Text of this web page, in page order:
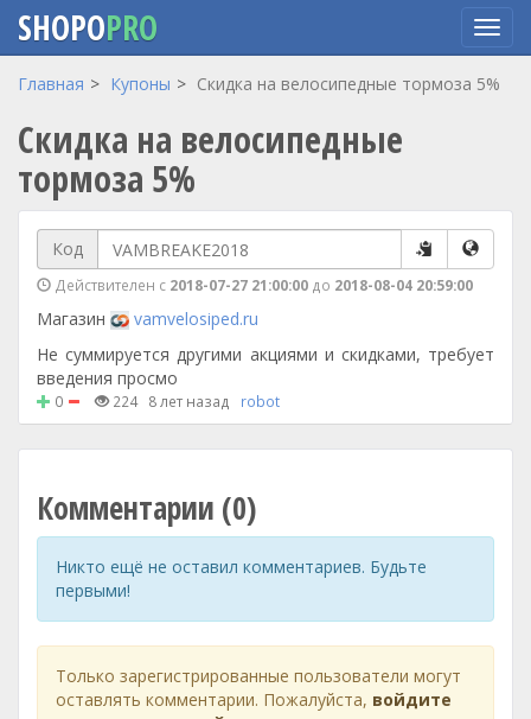
Перейти
основному
содержанию
SHOPOPRO
Главная Купоны Скидка на велосипедные тормоза 5%
Скидка на велосипедные
тормоза 5%
Код
Действителен с 2018-07-27 21:00:00 до 2018-08-04 20:59:00
Магазин
vamvelosiped.ru
Не суммируется другими акциями и скидками, требует
введения просмо
0 224 8 лет назад robot
Комментарии (0)
Никто ещё не оставил комментариев. Будьте
первыми!
Только зарегистрированные пользователи могут
оставлять комментарии. Пожалуйста, войдите